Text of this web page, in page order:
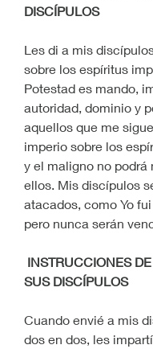
DISCÍPULOS
Les di a mis
sobre los espíritus
Potestad es mando,
autoridad, dominio y
aquellos que me
imperio sobre los
y el maligno no podrá
ellos. Mis discípulos
atacados, como Yo
pero nunca serán
INSTRUCCIONES
SUS DISCÍPULOS
Cuando envié a mis
dos en dos, les